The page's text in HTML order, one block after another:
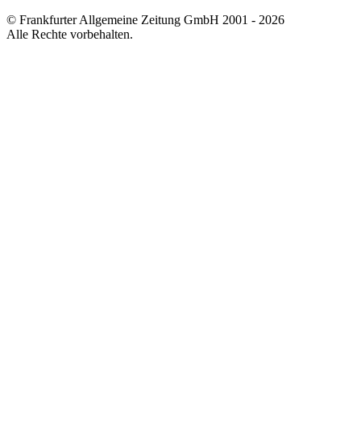
© Frankfurter Allgemeine Zeitung GmbH 2001 - 2026
Alle Rechte vorbehalten.